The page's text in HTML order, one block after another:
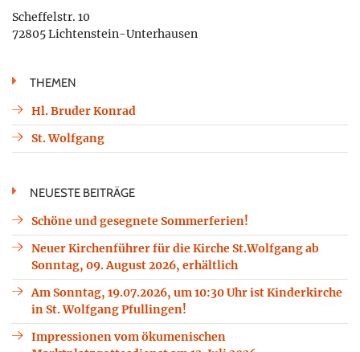
Scheffelstr. 10
72805 Lichtenstein-Unterhausen
THEMEN
Hl. Bruder Konrad
St. Wolfgang
NEUESTE BEITRÄGE
Schöne und gesegnete Sommerferien!
Neuer Kirchenführer für die Kirche St.Wolfgang ab
Sonntag, 09. August 2026, erhältlich
Am Sonntag, 19.07.2026, um 10:30 Uhr ist Kinderkirche
in St. Wolfgang Pfullingen!
Impressionen vom ökumenischen